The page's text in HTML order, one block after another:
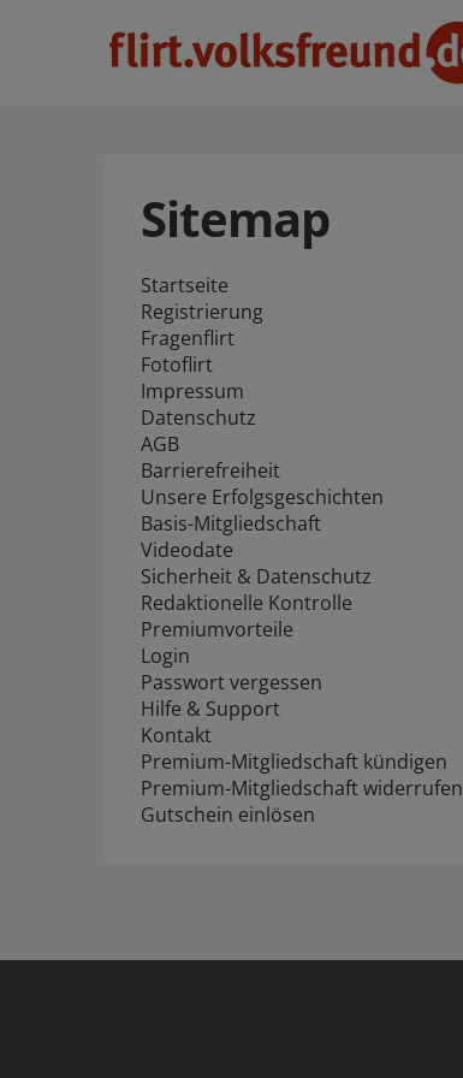
Sitemap
Startseite
Registrierung
Fragenflirt
Fotoflirt
Impressum
Datenschutz
AGB
Barrierefreiheit
Unsere Erfolgsgeschichten
Basis-Mitgliedschaft
Videodate
Sicherheit & Datenschutz
Redaktionelle Kontrolle
Premiumvorteile
Login
Passwort vergessen
Hilfe & Support
Kontakt
Premium-Mitgliedschaft kündigen
Premium-Mitgliedschaft widerrufen
Gutschein einlösen